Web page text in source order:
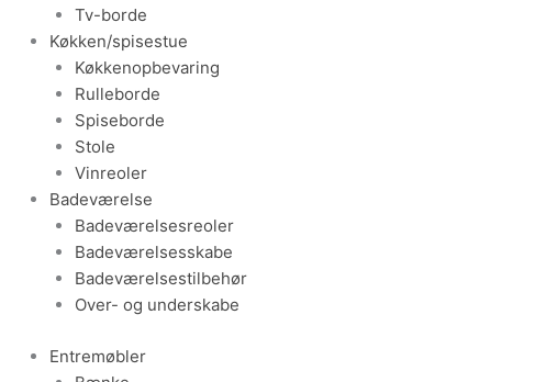
Tv-borde
Køkken/spisestue
Køkkenopbevaring
Rulleborde
Spiseborde
Stole
Vinreoler
Badeværelse
Badeværelsesreoler
Badeværelsesskabe
Badeværelsestilbehør
Over- og underskabe
Entremøbler